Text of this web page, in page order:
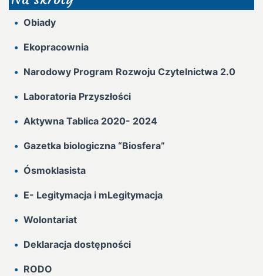
Obiady
Ekopracownia
Narodowy Program Rozwoju Czytelnictwa 2.0
Laboratoria Przyszłości
Aktywna Tablica 2020- 2024
Gazetka biologiczna “Biosfera”
Ósmoklasista
E- Legitymacja i mLegitymacja
Wolontariat
Deklaracja dostępności
RODO